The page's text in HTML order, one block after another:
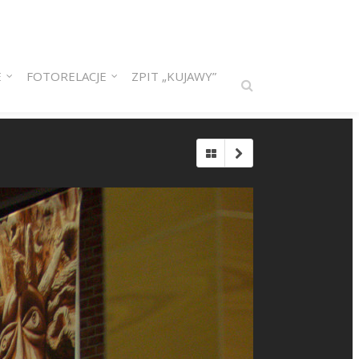
FOTORELACJE ZPIT „KUJAWY”